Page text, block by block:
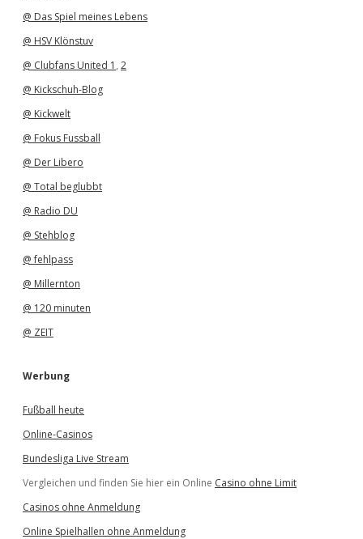
@ Das Spiel meines Lebens
@ HSV Klönstuv
@ Clubfans United 1 , 2
@ Kickschuh-Blog
@ Kickwelt
@ Fokus Fussball
@ Der Libero
@ Total beglubbt
@ Radio DU
@ Stehblog
@ fehlpass
@ Millernton
@ 120 minuten
@ ZEIT
Werbung
Fußball heute
Online-Casinos
Bundesliga Live Stream
Vergleichen und finden Sie hier ein Online Casino ohne Limit
Casinos ohne Anmeldung
Online Spielhallen ohne Anmeldung